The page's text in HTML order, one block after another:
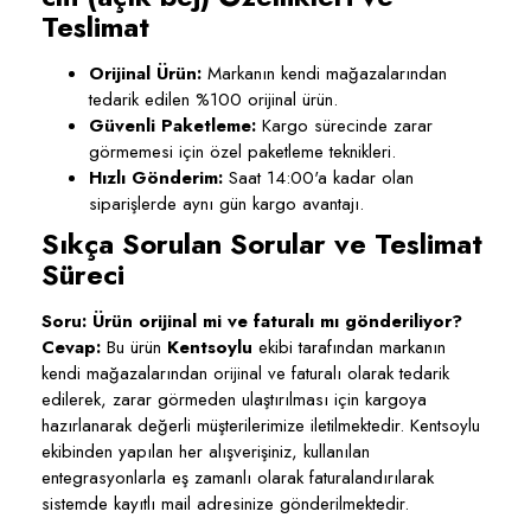
Teslimat
Orijinal Ürün: Markanın kendi mağazalarından
tedarik edilen %100 orijinal ürün.
Güvenli Paketleme: Kargo sürecinde zarar
görmemesi için özel paketleme teknikleri.
Hızlı Gönderim: Saat 14:00'a kadar olan
siparişlerde aynı gün kargo avantajı.
Sıkça Sorulan Sorular ve Teslimat
Süreci
Soru: Ürün orijinal mi ve faturalı mı gönderiliyor?
Cevap: Bu ürün Kentsoylu ekibi tarafından markanın
kendi mağazalarından orijinal ve faturalı olarak tedarik
edilerek, zarar görmeden ulaştırılması için kargoya
hazırlanarak değerli müşterilerimize iletilmektedir. Kentsoylu
ekibinden yapılan her alışverişiniz, kullanılan
entegrasyonlarla eş zamanlı olarak faturalandırılarak
sistemde kayıtlı mail adresinize gönderilmektedir.